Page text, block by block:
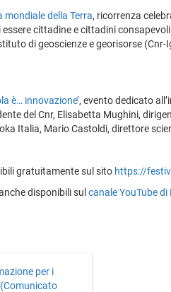
mondiale della Terra, ricorrenza
cittadine e cittadini
di geoscienze e georisorse
è… innovazione’, evento dedicato
del Cnr, Elisabetta Mughini,
Italia, Mario Castoldi, direttore
gratuitamente sul sito https://
disponibili sul canale YouTube di
per i